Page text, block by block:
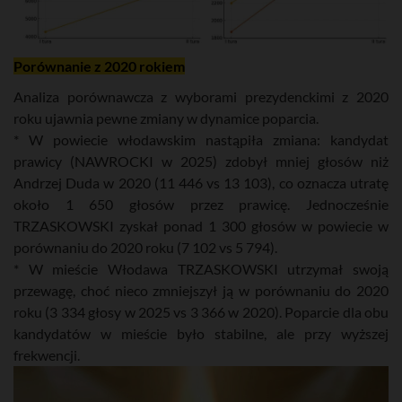
Porównanie z 2020 rokiem
Analiza porównawcza z wyborami prezydenckimi z 2020
roku ujawnia pewne zmiany w dynamice poparcia.
* W powiecie włodawskim nastąpiła zmiana: kandydat
prawicy (NAWROCKI w 2025) zdobył mniej głosów niż
Andrzej Duda w 2020 (11 446 vs 13 103), co oznacza utratę
około 1 650 głosów przez prawicę. Jednocześnie
TRZASKOWSKI zyskał ponad 1 300 głosów w powiecie w
porównaniu do 2020 roku (7 102 vs 5 794).
* W mieście Włodawa TRZASKOWSKI utrzymał swoją
przewagę, choć nieco zmniejszył ją w porównaniu do 2020
roku (3 334 głosy w 2025 vs 3 366 w 2020). Poparcie dla obu
kandydatów w mieście było stabilne, ale przy wyższej
frekwencji.